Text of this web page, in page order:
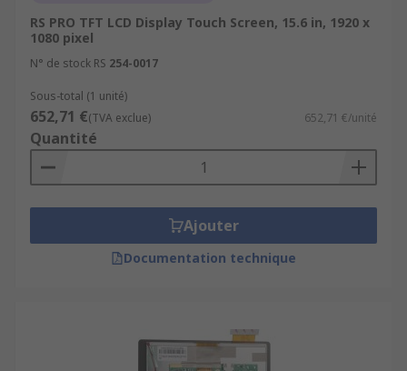
RS PRO TFT LCD Display Touch Screen, 15.6 in, 1920 x
1080 pixel
N° de stock RS 254-0017
Sous-total (1 unité)
652,71 €(TVA exclue) 652,71 €/unité
Quantité
Ajouter
Documentation technique